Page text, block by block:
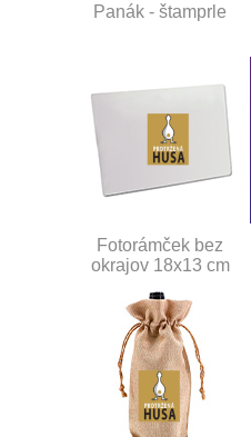
Panák - štamprle
Fotorámček bez
okrajov 18x13 cm